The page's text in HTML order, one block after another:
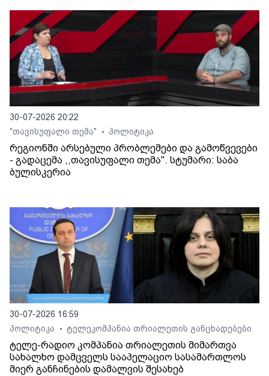
30-07-2026 20:22
"თავისუფალი თემა"
• პოლიტიკა
რეგიონში არსებული პრობლემები და გამოწვევები
- გადაცემა ,,თავისუფალი თემა". სტუმარი: საბა
ბულისკერია
30-07-2026 16:59
პოლიტიკა
• ტელეკომპანია თრიალეთის განცხადებები
ტელე-რადიო კომპანია თრიალეთის მიმართვა
სახალხო დამცველს სააპელაციო სასამართლოს
მიერ განჩინების დამალვის შესახებ